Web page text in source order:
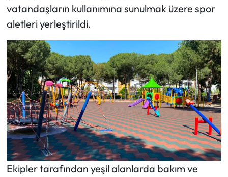
vatandaşların kullanımına sunulmak üzere spor
aletleri yerleştirildi.
Ekipler tarafından yeşil alanlarda bakım ve